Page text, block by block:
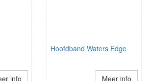
info
Hoofdband Waters Edge
Meer info